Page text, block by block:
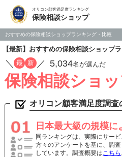
オリコン顧客満足度ランキング
保険相談ショップ
おすすめの保険相談ショップランキング・比較
【最新】おすすめの保険相談ショップ
／ 最 新 ／ 5,034名が選んだ
保険相談ショ
オリコン顧客満足度調査
日本最大級の規模に
同ランキングは、実際にサー
方々のアンケートを基に、調
しています。調査概要はこちら